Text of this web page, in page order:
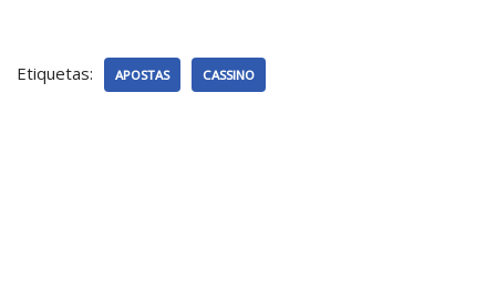
Etiquetas: APOSTAS CASSINO